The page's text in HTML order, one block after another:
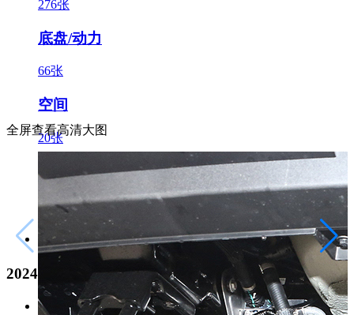
276张
底盘/动力
66张
空间
20张
车展/其他
69张
官方
2024款 Hi4-T 城市版
2026款 Hi4-T 智享版
全屏查看高清大图